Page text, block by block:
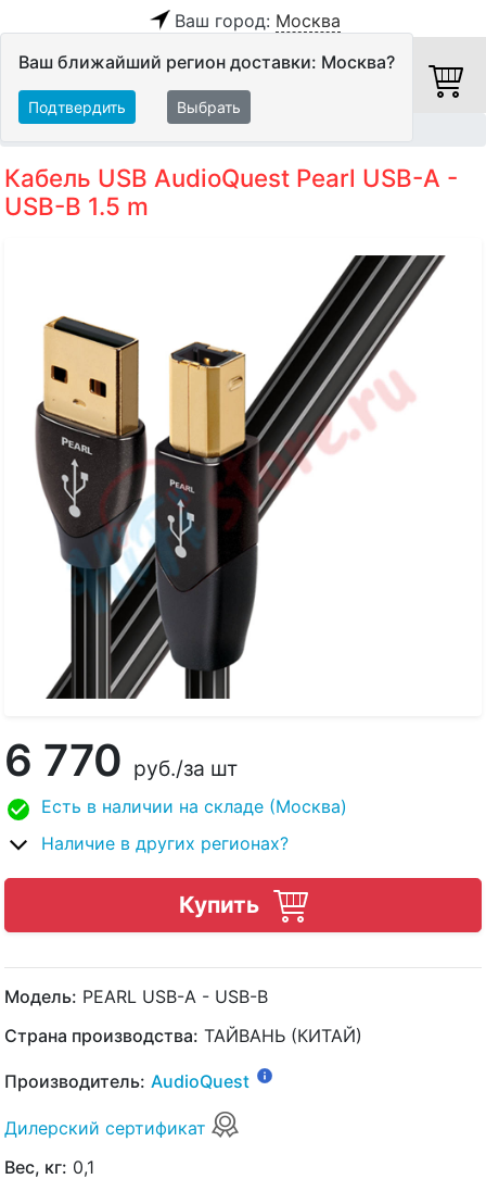
Ваш город: Москва
Ваш ближайший регион доставки: Москва?
Подтвердить Выбрать
Кабель USB AudioQuest Pearl USB-A -
USB-B 1.5 m
6 770 руб./за шт
Есть в наличии на складе (Москва)
Наличие в других регионах?
Купить
Модель: PEARL USB-A - USB-B
Страна производства: ТАЙВАНЬ (КИТАЙ)
Производитель: AudioQuest
Дилерский сертификат
Вес, кг: 0,1